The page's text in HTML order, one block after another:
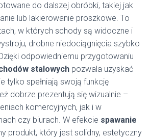
do dalszej obróbki, takiej jak
lub lakierowanie proszkowe. To
w których schody są widoczne i
drobne niedociągnięcia szybko
odpowiedniemu przygotowaniu
stalowych pozwala uzyskać
tylko spełniają swoją funkcję
dobrze prezentują się wizualnie –
komercyjnych, jak i w
czy biurach. W efekcie spawanie
produkt, który jest solidny, estetyczny